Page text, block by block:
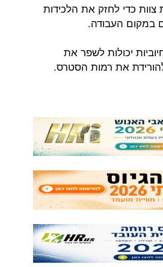
צוות כדי לחזק את הלכידות
במקום העבודה.
יכולות לשפר את
את רמות הסטרס.